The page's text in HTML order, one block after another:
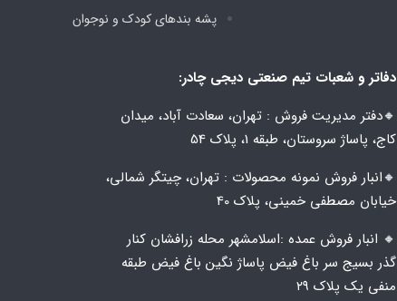
پشه‌ بندهای کودک و نوجوان
دفاتر و شعبات تیم صنعتی دیجی چادر:
🔸️​​دفتر مدیریت فروش : تهران، سعادت آباد، میدان
کاج، پاساژ سروستان، طبقه 1، پلاک 54
🔸️​​انبار فروش نمونه محصولات : تهران، چیتگر شمالی،
خیابان مصطفی خمینی، پلاک 40
🔸️ انبار فروش عمده :اسلامشهر محله زرافشان کنار
گذر بسیج سر باغ فیض پاساژ نگین باغ فیض طبقه
منفی یک پلاک ۲۹